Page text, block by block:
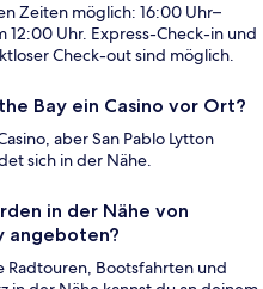
Zeiten möglich: 16:00 Uhr–
Uhr. Express-Check-in und
Check-out sind möglich.
Bay ein Casino vor Ort?
aber San Pablo Lytton
sich in der Nähe.
in der Nähe von
angeboten?
Radtouren, Bootsfahrten und